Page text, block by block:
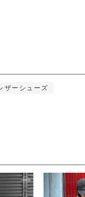
ザーシューズ